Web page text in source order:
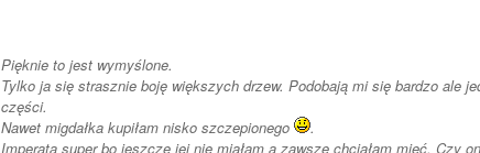
Pięknie to jest wymyślone.
Tylko ja się strasznie boję większych drzew. Podobają mi się bardzo ale
części.
Nawet migdałka kupiłam nisko szczepionego
.
Imperata super bo jeszcze jej nie miałam a zawsze chciałam mieć. Czy